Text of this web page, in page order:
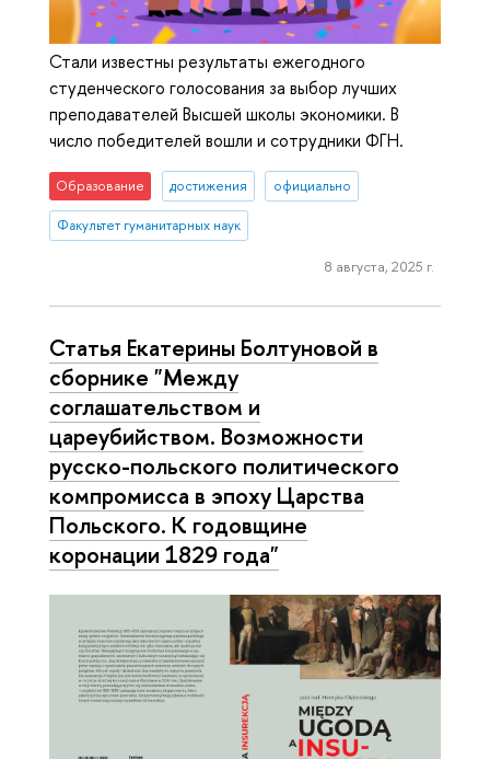
Стали известны результаты ежегодного
студенческого голосования за выбор лучших
преподавателей Высшей школы экономики. В
число победителей вошли и сотрудники ФГН.
Образование достижения официально
Факультет гуманитарных наук
8 августа, 2025 г.
Статья Екатерины Болтуновой в
сборнике "Между
соглашательством и
цареубийством. Возможности
русско-польского политического
компромисса в эпоху Царства
Польского. К годовщине
коронации 1829 года"